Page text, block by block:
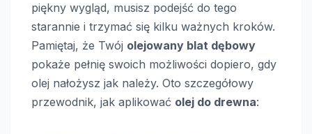
piękny wygląd, musisz podejść do tego
starannie i trzymać się kilku ważnych kroków.
Pamiętaj, że Twój olejowany blat dębowy
pokaże pełnię swoich możliwości dopiero, gdy
olej nałożysz jak należy. Oto szczegółowy
przewodnik, jak aplikować olej do drewna: